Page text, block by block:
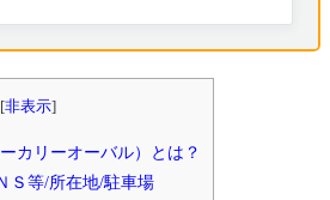
[非表示]
カリーオーバル）とは？
Ｓ等/所在地/駐車場